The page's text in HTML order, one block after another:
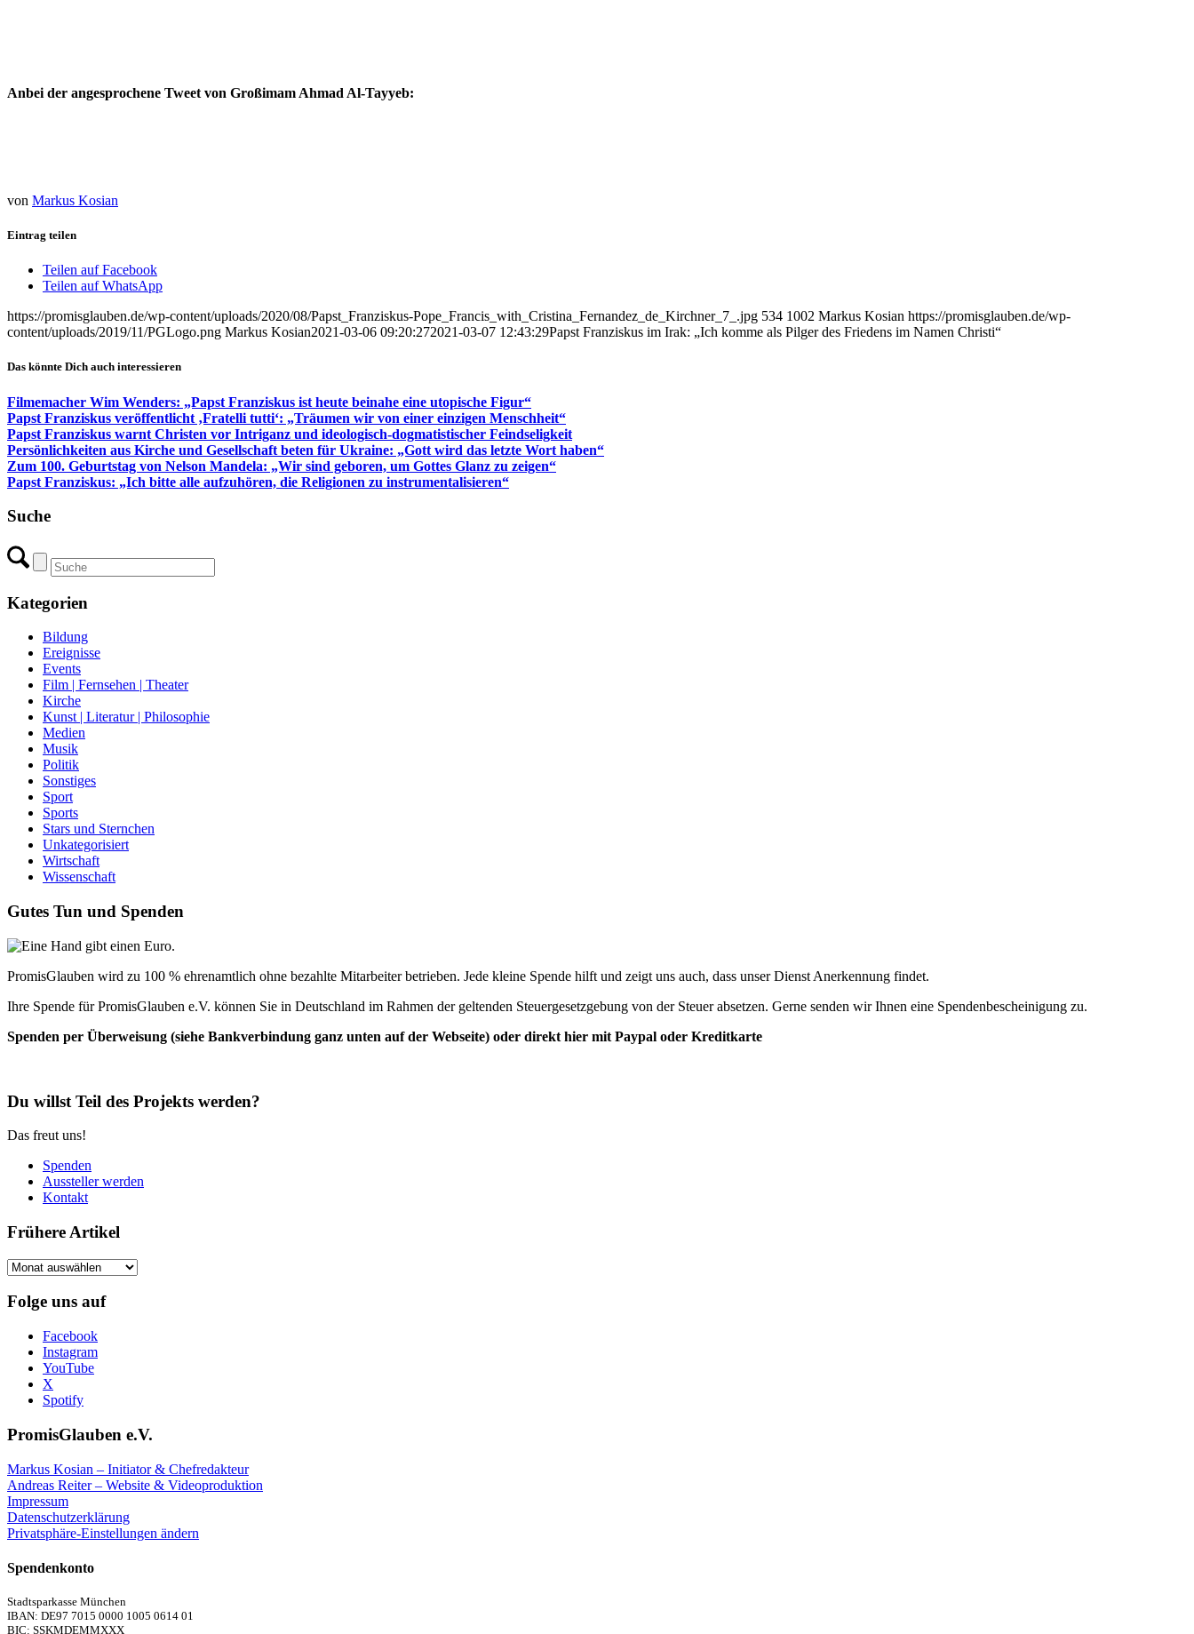
Anbei der angesprochene Tweet von Großimam Ahmad Al-Tayyeb:
von Markus Kosian
Eintrag teilen
Teilen auf Facebook
Teilen auf WhatsApp
https://promisglauben.de/wp-content/uploads/2020/08/Papst_Franziskus-Pope_Francis_with_Cristina_Fernandez_de_Kirchner_7_.jpg 534 1002 Markus Kosian https://promisglauben.de/wp-
content/uploads/2019/11/PGLogo.png Markus Kosian2021-03-06 09:20:272021-03-07 12:43:29Papst Franziskus im Irak: „Ich komme als Pilger des Friedens im Namen Christi“
Das könnte Dich auch interessieren
Filmemacher Wim Wenders: „Papst Franziskus ist heute beinahe eine utopische Figur“
Papst Franziskus veröffentlicht ‚Fratelli tutti‘: „Träumen wir von einer einzigen Menschheit“
Papst Franziskus warnt Christen vor Intriganz und ideologisch-dogmatistischer Feindseligkeit
Persönlichkeiten aus Kirche und Gesellschaft beten für Ukraine: „Gott wird das letzte Wort haben“
Zum 100. Geburtstag von Nelson Mandela: „Wir sind geboren, um Gottes Glanz zu zeigen“
Papst Franziskus: „Ich bitte alle aufzuhören, die Religionen zu instrumentalisieren“
Suche
Kategorien
Bildung
Ereignisse
Events
Film | Fernsehen | Theater
Kirche
Kunst | Literatur | Philosophie
Medien
Musik
Politik
Sonstiges
Sport
Sports
Stars und Sternchen
Unkategorisiert
Wirtschaft
Wissenschaft
Gutes Tun und Spenden
PromisGlauben wird zu 100 % ehrenamtlich ohne bezahlte Mitarbeiter betrieben. Jede kleine Spende hilft und zeigt uns auch, dass unser Dienst Anerkennung findet.
Ihre Spende für PromisGlauben e.V. können Sie in Deutschland im Rahmen der geltenden Steuergesetzgebung von der Steuer absetzen. Gerne senden wir Ihnen eine Spendenbescheinigung zu.
Spenden per Überweisung (siehe Bankverbindung ganz unten auf der Webseite) oder direkt hier mit Paypal oder Kreditkarte
Du willst Teil des Projekts werden?
Das freut uns!
Spenden
Aussteller werden
Kontakt
Frühere Artikel
Frühere
Folge uns auf
Facebook
Instagram
YouTube
X
Spotify
PromisGlauben e.V.
Markus Kosian – Initiator & Chefredakteur
Andreas Reiter – Website & Videoproduktion
Impressum
Datenschutzerklärung
Privatsphäre-Einstellungen ändern
Spendenkonto
Stadtsparkasse München
IBAN: DE97 7015 0000 1005 0614 01
BIC: SSKMDEMMXXX